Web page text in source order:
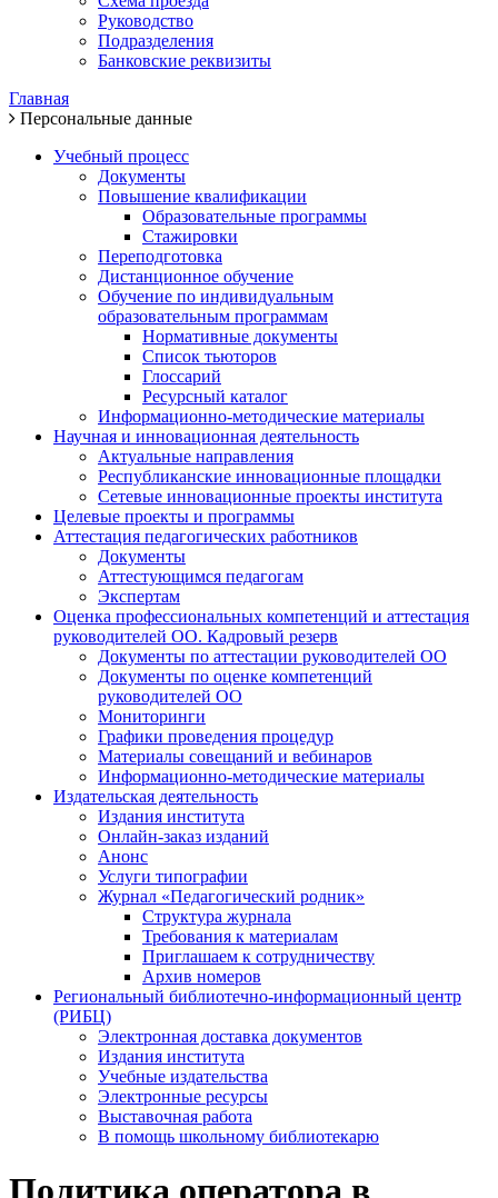
Руководство
Подразделения
Банковские реквизиты
Главная
Персональные данные
Учебный процесс
Документы
Повышение квалификации
Образовательные программы
Стажировки
Переподготовка
Дистанционное обучение
Обучение по индивидуальным
образовательным программам
Нормативные документы
Список тьюторов
Глоссарий
Ресурсный каталог
Информационно-методические материалы
Научная и инновационная деятельность
Актуальные направления
Республиканские инновационные площадки
Сетевые инновационные проекты института
Целевые проекты и программы
Аттестация педагогических работников
Документы
Аттестующимся педагогам
Экспертам
Оценка профессиональных компетенций и аттестация
руководителей ОО. Кадровый резерв
Документы по аттестации руководителей ОО
Документы по оценке компетенций
руководителей ОО
Мониторинги
Графики проведения процедур
Материалы совещаний и вебинаров
Информационно-методические материалы
Издательская деятельность
Издания института
Онлайн-заказ изданий
Анонс
Услуги типографии
Журнал «Педагогический родник»
Структура журнала
Требования к материалам
Приглашаем к сотрудничеству
Архив номеров
Региональный библиотечно-информационный центр
(РИБЦ)
Электронная доставка документов
Издания института
Учебные издательства
Электронные ресурсы
Выставочная работа
В помощь школьному библиотекарю